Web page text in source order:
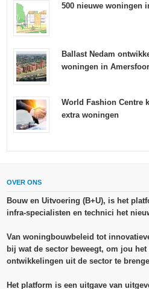
500 nieuwe woningen
Ballast Nedam
woningen in
World Fashion Centre
extra woningen
OVER ONS
Bouw en Uitvoering (B+U), is het
infra-specialisten en technici het
Van woningbouwbeleid tot
bij wat de sector beweegt, om jou
ontwikkelingen uit de sector te
Het platform is een uitgave van